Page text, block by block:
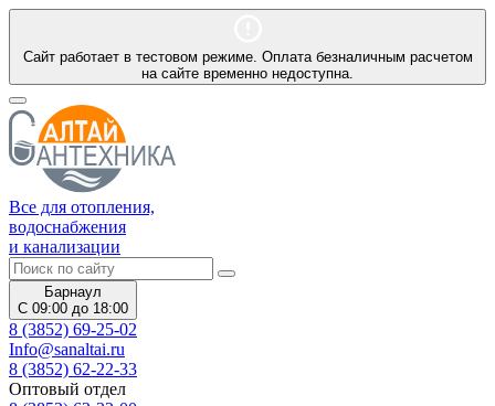
Сайт работает в тестовом режиме. Оплата безналичным расчетом
на сайте временно недоступна.
Все для отопления,
водоснабжения
и канализации
Барнаул
С 09:00 до 18:00
8 (3852) 69-25-02
Info@sanaltai.ru
8 (3852) 62-22-33
Оптовый отдел